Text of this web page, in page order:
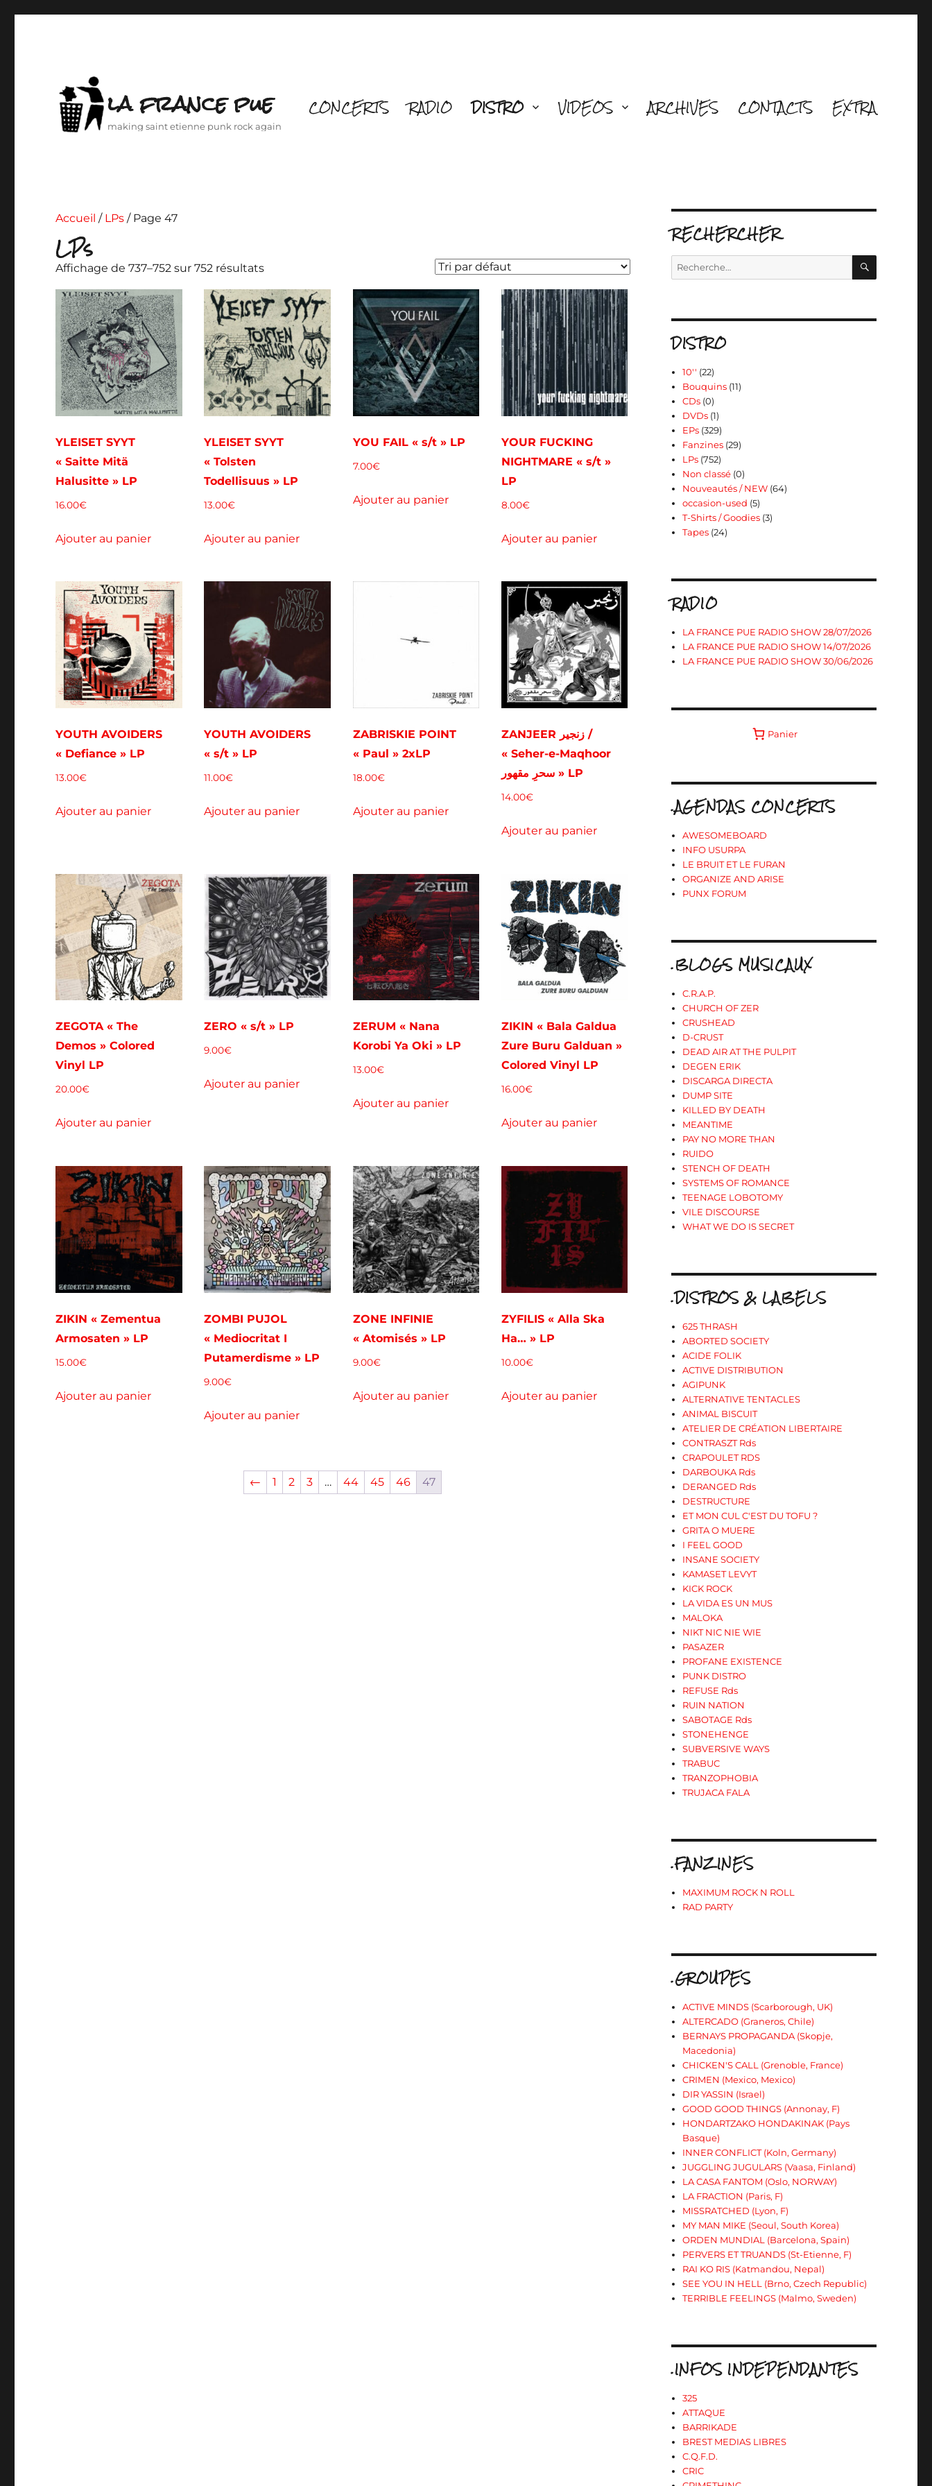
la france pue
making saint etienne punk rock again
CONCERTS RADIO DISTRO VIDEOS ARCHIVES CONTACTS EXTRA
Accueil / LPs / Page 47
LPs
Affichage de 737–752 sur 752 résultats
YLEISET SYYT
« Saitte Mitä
Halusitte » LP
16.00€
Ajouter au panier
YLEISET SYYT
« Tolsten
Todellisuus » LP
13.00€
Ajouter au panier
YOU FAIL « s/t » LP
7.00€
Ajouter au panier
YOUR FUCKING
NIGHTMARE « s/t »
LP
8.00€
Ajouter au panier
YOUTH AVOIDERS
« Defiance » LP
13.00€
Ajouter au panier
YOUTH AVOIDERS
« s/t » LP
11.00€
Ajouter au panier
ZABRISKIE POINT
« Paul » 2xLP
18.00€
Ajouter au panier
ZANJEER زنجير /
« Seher-e-Maqhoor
سحرِ مقھور » LP
14.00€
Ajouter au panier
ZEGOTA « The
Demos » Colored
Vinyl LP
20.00€
Ajouter au panier
ZERO « s/t » LP
9.00€
Ajouter au panier
ZERUM « Nana
Korobi Ya Oki » LP
13.00€
Ajouter au panier
ZIKIN « Bala Galdua
Zure Buru Galduan »
Colored Vinyl LP
16.00€
Ajouter au panier
ZIKIN « Zementua
Armosaten » LP
15.00€
Ajouter au panier
ZOMBI PUJOL
« Mediocritat I
Putamerdisme » LP
9.00€
Ajouter au panier
ZONE INFINIE
« Atomisés » LP
9.00€
Ajouter au panier
ZYFILIS « Alla Ska
Ha… » LP
10.00€
Ajouter au panier
← 1 2 3 … 44 45 46 47
RECHERCHER
Recherche
DISTRO
10'' (22)
Bouquins (11)
CDs (0)
DVDs (1)
EPs (329)
Fanzines (29)
LPs (752)
Non classé (0)
Nouveautés / NEW (64)
occasion-used (5)
T-Shirts / Goodies (3)
Tapes (24)
RADIO
LA FRANCE PUE RADIO SHOW 28/07/2026
LA FRANCE PUE RADIO SHOW 14/07/2026
LA FRANCE PUE RADIO SHOW 30/06/2026
Panier
.AGENDAS CONCERTS
AWESOMEBOARD
INFO USURPA
LE BRUIT ET LE FURAN
ORGANIZE AND ARISE
PUNX FORUM
.BLOGS MUSICAUX
C.R.A.P.
CHURCH OF ZER
CRUSHEAD
D-CRUST
DEAD AIR AT THE PULPIT
DEGEN ERIK
DISCARGA DIRECTA
DUMP SITE
KILLED BY DEATH
MEANTIME
PAY NO MORE THAN
RUIDO
STENCH OF DEATH
SYSTEMS OF ROMANCE
TEENAGE LOBOTOMY
VILE DISCOURSE
WHAT WE DO IS SECRET
.DISTROS & LABELS
625 THRASH
ABORTED SOCIETY
ACIDE FOLIK
ACTIVE DISTRIBUTION
AGIPUNK
ALTERNATIVE TENTACLES
ANIMAL BISCUIT
ATELIER DE CRÉATION LIBERTAIRE
CONTRASZT Rds
CRAPOULET RDS
DARBOUKA Rds
DERANGED Rds
DESTRUCTURE
ET MON CUL C'EST DU TOFU ?
GRITA O MUERE
I FEEL GOOD
INSANE SOCIETY
KAMASET LEVYT
KICK ROCK
LA VIDA ES UN MUS
MALOKA
NIKT NIC NIE WIE
PASAZER
PROFANE EXISTENCE
PUNK DISTRO
REFUSE Rds
RUIN NATION
SABOTAGE Rds
STONEHENGE
SUBVERSIVE WAYS
TRABUC
TRANZOPHOBIA
TRUJACA FALA
.FANZINES
MAXIMUM ROCK N ROLL
RAD PARTY
.GROUPES
ACTIVE MINDS (Scarborough, UK)
ALTERCADO (Graneros, Chile)
BERNAYS PROPAGANDA (Skopje,
Macedonia)
CHICKEN'S CALL (Grenoble, France)
CRIMEN (Mexico, Mexico)
DIR YASSIN (Israel)
GOOD GOOD THINGS (Annonay, F)
HONDARTZAKO HONDAKINAK (Pays
Basque)
INNER CONFLICT (Koln, Germany)
JUGGLING JUGULARS (Vaasa, Finland)
LA CASA FANTOM (Oslo, NORWAY)
LA FRACTION (Paris, F)
MISSRATCHED (Lyon, F)
MY MAN MIKE (Seoul, South Korea)
ORDEN MUNDIAL (Barcelona, Spain)
PERVERS ET TRUANDS (St-Etienne, F)
RAI KO RIS (Katmandou, Nepal)
SEE YOU IN HELL (Brno, Czech Republic)
TERRIBLE FEELINGS (Malmo, Sweden)
.INFOS INDEPENDANTES
325
ATTAQUE
BARRIKADE
BREST MEDIAS LIBRES
C.Q.F.D.
CRIC